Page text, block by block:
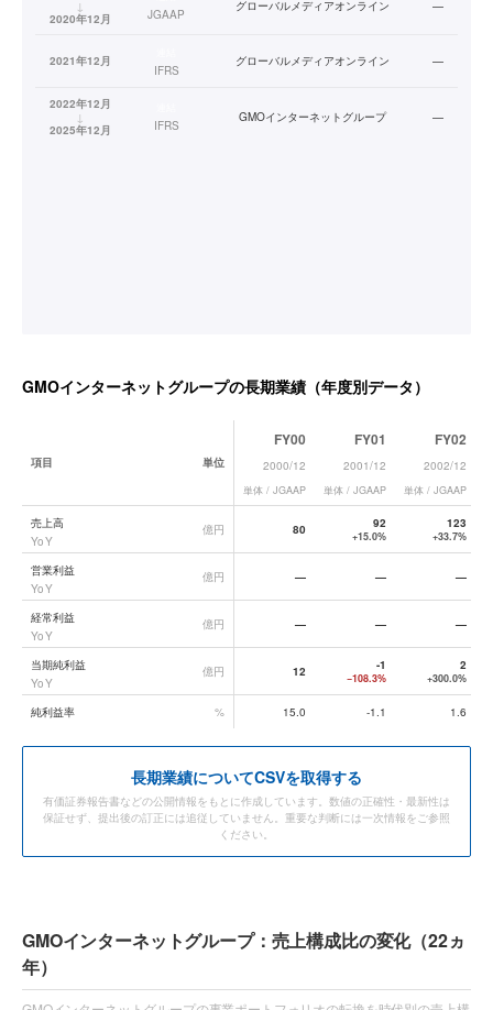
↓
2020年12月
JGAAP
グローバルメディアオンライン —
2021年12月
IFRS
グローバルメディアオンライン —
2022年12月
↓
2025年12月
IFRS
GMOインターネットグループ —
GMOインターネットグループの長期業績（年度別データ）
GMOインターネットグループ
項目 単位
FY00
2000/12
単体 / JGAAP
FY01
2001/12
単体 / JGAAP
FY02
2002/12
単体 / JGAAP
売上高
YoY
億円 80 92
+15.0%
123
+33.7%
営業利益
YoY
億円 — — —
経常利益
YoY
億円 — — —
当期純利益
YoY
億円 12 -1
−108.3%
2
+300.0%
純利益率 % 15.0 -1.1 1.6
長期業績についてCSVを取得する
有価証券報告書などの公開情報をもとに作成しています。数値の正確性・最新性は
保証せず、提出後の訂正には追従していません。重要な判断には一次情報をご参照
ください。
GMOインターネットグループ：売上構成比の変化（22ヵ
年）